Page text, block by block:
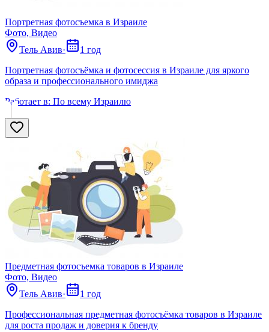
Портретная фотосъемка в Израиле
Фото, Видео
Тель Авив·
1 год
Портретная фотосъёмка и фотосессия в Израиле для яркого
образа и профессионального имиджа
Работает в: По всему Израилю
Предметная фотосъемка товаров в Израиле
Фото, Видео
Тель Авив·
1 год
Профессиональная предметная фотосъёмка товаров в Израиле
для роста продаж и доверия к бренду